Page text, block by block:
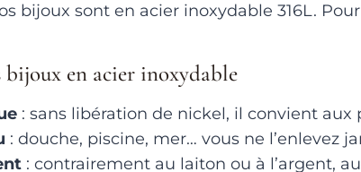
bijoux sont en acier inoxydable 316L.
bijoux en acier inoxydable
: sans libération de nickel, il convient
: douche, piscine, mer… vous ne l’enlevez
: contrairement au laiton ou à l’argent,